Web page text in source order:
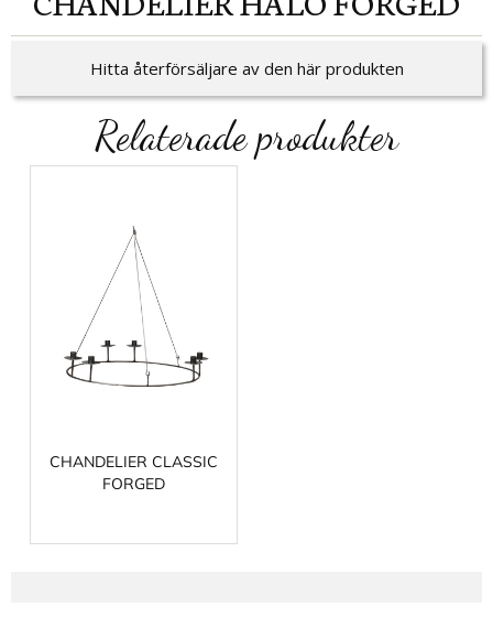
Hitta återförsäljare av den här produkten
Relaterade produkter
CHANDELIER CLASSIC
FORGED